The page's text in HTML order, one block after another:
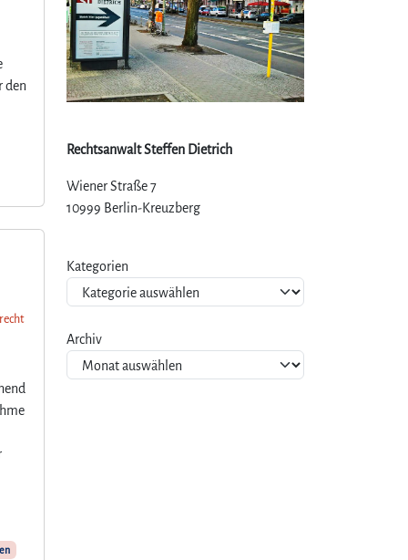
den
Rechtsanwalt Steffen Dietrich
Wiener Straße 7
10999 Berlin-Kreuzberg
Kategorien
Archiv